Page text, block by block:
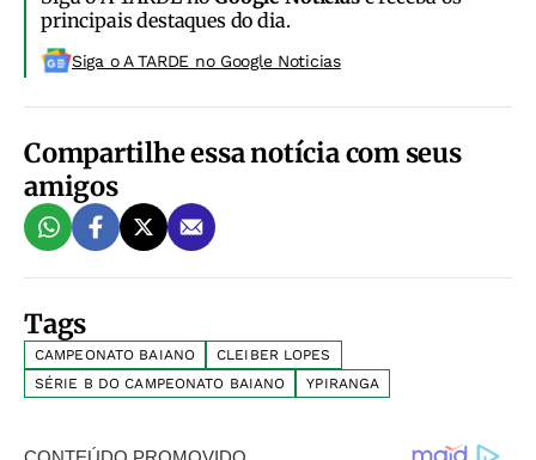
principais destaques do dia.
Siga o A TARDE no Google Noticias
Compartilhe essa notícia com seus
amigos
Tags
CAMPEONATO BAIANO
CLEIBER LOPES
SÉRIE B DO CAMPEONATO BAIANO
YPIRANGA